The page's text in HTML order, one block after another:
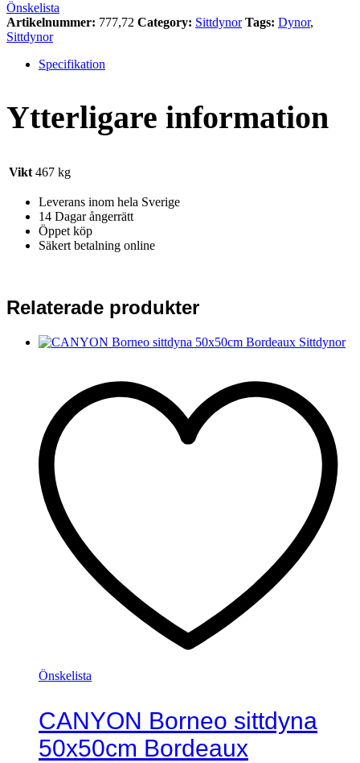
Önskelista
Artikelnummer: 777,72 Category: Sittdynor Tags: Dynor,
Sittdynor
Specifikation
Ytterligare information
Vikt 467 kg
Leverans inom hela Sverige
14 Dagar ångerrätt
Öppet köp
Säkert betalning online
Relaterade produkter
Önskelista
CANYON Borneo sittdyna
50x50cm Bordeaux